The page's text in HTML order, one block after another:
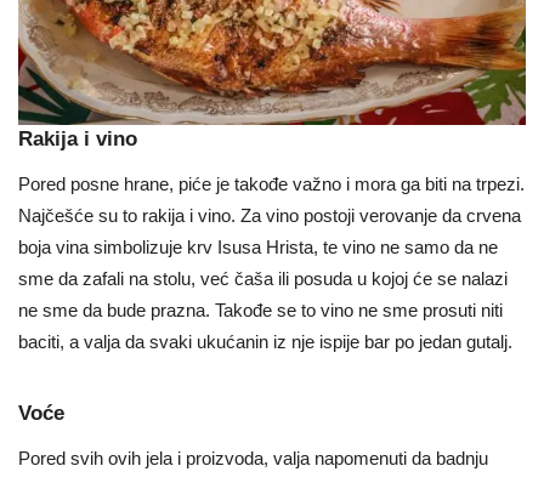
Rakija i vino
Pored posne hrane, piće je takođe važno i mora ga biti na trpezi.
Najčešće su to rakija i vino. Za vino postoji verovanje da crvena
boja vina simbolizuje krv Isusa Hrista, te vino ne samo da ne
sme da zafali na stolu, već čaša ili posuda u kojoj će se nalazi
ne sme da bude prazna. Takođe se to vino ne sme prosuti niti
baciti, a valja da svaki ukućanin iz nje ispije bar po jedan gutalj.
Voće
Pored svih ovih jela i proizvoda, valja napomenuti da badnju